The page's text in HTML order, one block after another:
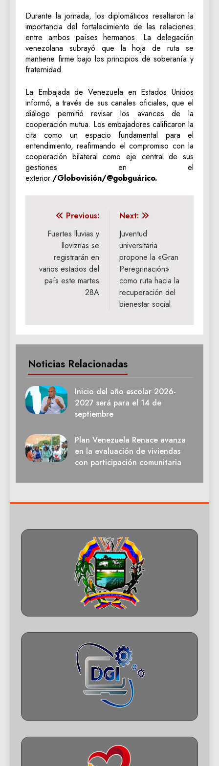
Durante la jornada, los diplomáticos resaltaron la
importancia del fortalecimiento de las relaciones
entre ambos países hermanos. La delegación
venezolana subrayó que la hoja de ruta se
mantiene firme bajo los principios de soberanía y
fraternidad.
La Embajada de Venezuela en Estados Unidos
informó, a través de sus canales oficiales, que el
diálogo permitió revisar los avances de la
cooperación mutua. Los embajadores calificaron la
cita como un espacio fundamental para el
entendimiento, reafirmando el compromiso con la
cooperación bilateral como eje central de sus
gestiones en el
exterior./Globovisión/@gobguárico.
Navegación
de
entradas
Previous:
Fuertes lluvias y
lloviznas se
registrarán en
varios estados del
país este martes
28A
Next:
Juventud
universitaria
propone la «Gran
Peregrinación»
como ruta hacia la
recuperación del
bienestar social
Noticias Relacionadas
Inicio del año escolar 2026-
2027 será para el 14 de
septiembre
Plan Venezuela Renace avanza
en la evaluación de viviendas
con participación comunitaria